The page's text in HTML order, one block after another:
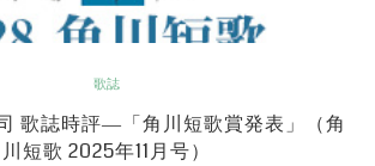
歌誌
歌誌時評―「角川短歌賞発表」（角
川短歌 2025年11月号）